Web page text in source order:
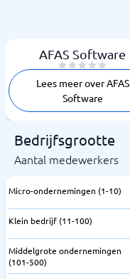
AFAS Software
Lees meer over AFAS
Software
Bedrijfsgrootte
Aantal medewerkers
Micro-ondernemingen (1-10)
Klein bedrijf (11-100)
Middelgrote ondernemingen
(101-500)